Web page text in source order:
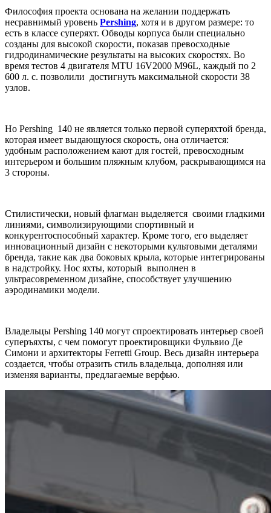
Философия проекта основана на желании поддержать
несравнимый уровень Pershing, хотя и в другом размере: то
есть в классе суперяхт. Обводы корпуса были специально
созданы для высокой скорости, показав превосходные
гидродинамические результаты на высоких скоростях. Во
время тестов 4 двигателя MTU 16V2000 M96L, каждый по 2
600 л. с. позволили достигнуть максимальной скорости 38
узлов.
Но Pershing 140 не является только первой суперяхтой бренда,
которая имеет выдающуюся скорость, она отличается:
удобным расположением кают для гостей, превосходным
интерьером и большим пляжным клубом, раскрывающимся на
3 стороны.
Стилистически, новый флагман выделяется своими гладкими
линиями, символизирующими спортивный и
конкурентоспособный характер. Кроме того, его выделяет
инновационный дизайн с некоторыми культовыми деталями
бренда, такие как два боковых крыла, которые интегрированы
в надстройку. Нос яхты, который выполнен в
ультрасовременном дизайне, способствует улучшению
аэродинамики модели.
Владельцы Pershing 140 могут спроектировать интерьер своей
суперъяхты, с чем помогут проектировщики Фульвио Де
Симони и архитекторы Ferretti Group. Весь дизайн интерьера
создается, чтобы отразить стиль владельца, дополняя или
изменяя варианты, предлагаемые верфью.